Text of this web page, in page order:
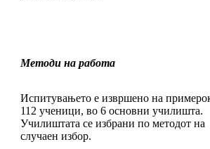
Методи на работа
Испитувањето е извршено на
112 ученици, во 6 основни училишта.
Училиштата се избрани по методот на
случаен избор.